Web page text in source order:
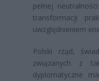
pełnej
transformacji
uwzględnieniem
Polski rząd,
związanych z
dyplomatyczne